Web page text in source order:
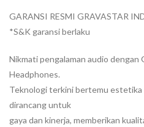
GARANSI RESMI GRAVASTAR
*S&K garansi berlaku
Nikmati pengalaman audio dengan
Headphones.
Teknologi terkini bertemu
dirancang untuk
gaya dan kinerja, memberikan